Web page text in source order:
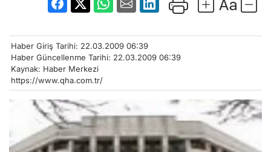
Haber Giriş Tarihi: 22.03.2009 06:39
Haber Güncellenme Tarihi: 22.03.2009 06:39
Kaynak: Haber Merkezi
https://www.qha.com.tr/